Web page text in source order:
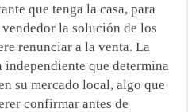
que tenga la casa, para
la solución de los
renunciar a la venta. La
independiente que determina
su mercado local, algo que
confirmar antes de